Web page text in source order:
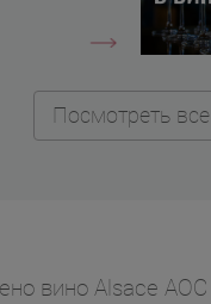
Посмотреть все
вино Alsace